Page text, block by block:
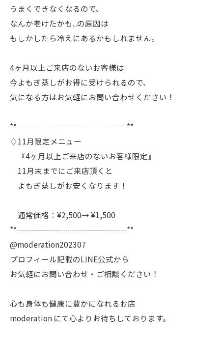
うまくできなくなるので、
なんか老けたかも...の原因は
もしかしたら冷えにあるかもしれません。
4ヶ月以上ご来店のないお客様は
今よもぎ蒸しがお得に受けられるので、
気になる方はお気軽にお問い合わせください！
**┈┈┈┈┈┈┈┈┈┈┈┈┈┈**
♢11月限定メニュー
『4ヶ月以上ご来店のないお客様限定』
11月末までにご来店頂くと
よもぎ蒸しがお安くなります！
通常価格：¥2,500→ ¥1,500
**┈┈┈┈┈┈┈┈┈┈┈┈┈┈**
@moderation202307
プロフィール記載のLINE公式から
お気軽にお問い合わせ・ご相談ください！
心も身体も健康に豊かになれるお店
moderation にて心よりお待ちしております。